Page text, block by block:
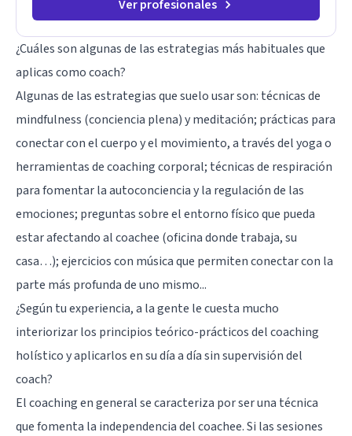
Ver profesionales
¿Cuáles son algunas de las estrategias más habituales que
aplicas como coach?
Algunas de las estrategias que suelo usar son: técnicas de
mindfulness (conciencia plena) y meditación; prácticas para
conectar con el cuerpo y el movimiento, a través del yoga o
herramientas de coaching corporal; técnicas de respiración
para fomentar la autoconciencia y la regulación de las
emociones; preguntas sobre el entorno físico que pueda
estar afectando al coachee (oficina donde trabaja, su
casa…); ejercicios con música que permiten conectar con la
parte más profunda de uno mismo...
¿Según tu experiencia, a la gente le cuesta mucho
interiorizar los principios teórico-prácticos del coaching
holístico y aplicarlos en su día a día sin supervisión del
coach?
El coaching en general se caracteriza por ser una técnica
que fomenta la independencia del coachee. Si las sesiones